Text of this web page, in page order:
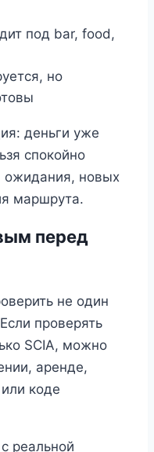
под bar, food,
но
деньги уже
спокойно
ожидания, новых
маршрута.
перед
не один
проверять
SCIA, можно
аренде,
коде
реальной